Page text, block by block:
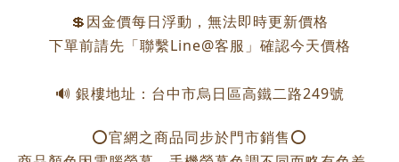
💲因金價每日浮動，無法即時更新價格
下單前請先「聯繫Line@客服」確認今天價格
🔊 銀樓地址：台中市烏日區高鐵二路249號
⭕️官網之商品同步於門市銷售⭕️